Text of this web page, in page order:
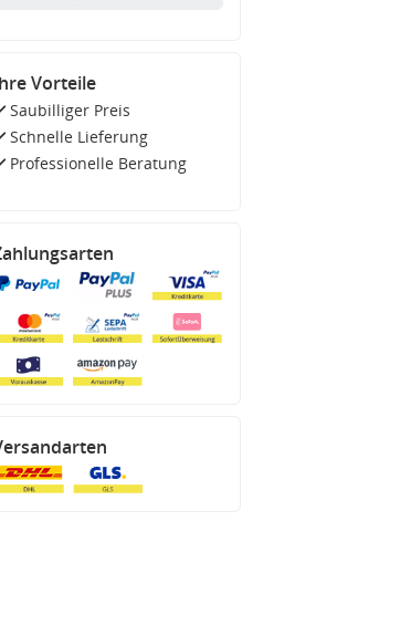
Vorteile
Saubilliger Preis
Schnelle Lieferung
Professionelle Beratung